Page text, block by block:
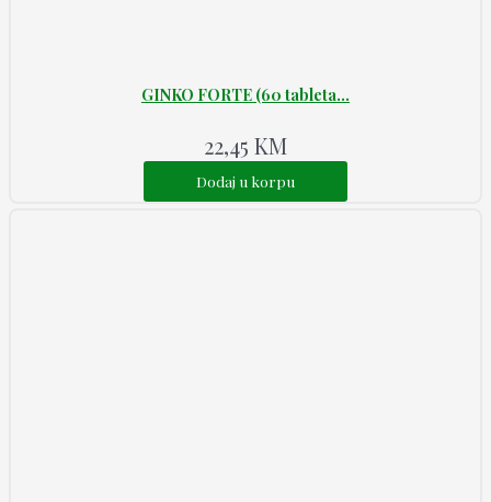
GINKO FORTE (60 tableta...
22,45 KM
Dodaj u korpu